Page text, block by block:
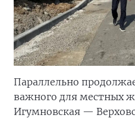
Параллельно
важного для местных
Игумновская —